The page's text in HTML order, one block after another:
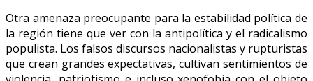
Otra amenaza preocupante para la estabilidad política de
la región tiene que ver con la antipolítica y el radicalismo
populista. Los falsos discursos nacionalistas y rupturistas
que crean grandes expectativas, cultivan sentimientos de